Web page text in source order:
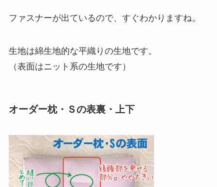
ファスナーが出ているので、すぐわかりますね。
生地は綿生地的な平織りの生地です。
（表面はニット系の生地です）
オーダー枕・Ｓの表裏・上下